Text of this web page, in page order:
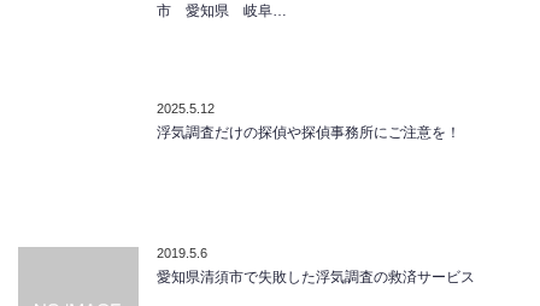
市 愛知県 岐阜…
2025.5.12
浮気調査だけの探偵や探偵事務所にご注意を！
2019.5.6
愛知県清須市で失敗した浮気調査の救済サービス